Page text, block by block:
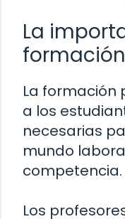
La
La formación
a los
necesarias
mundo
competencia.
Los